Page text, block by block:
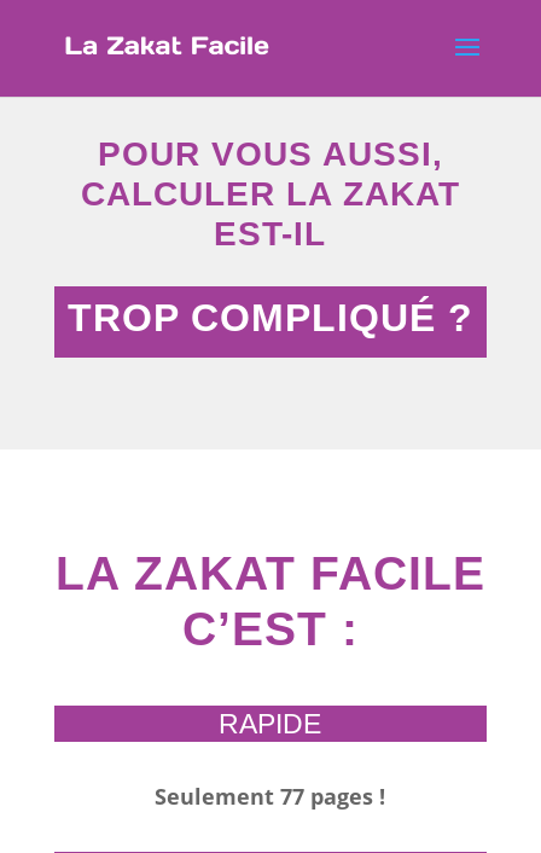
POUR VOUS AUSSI,
CALCULER LA ZAKAT
EST-IL
TROP COMPLIQUÉ ?
LA ZAKAT FACILE
C’EST :
RAPIDE
Seulement 77 pages !